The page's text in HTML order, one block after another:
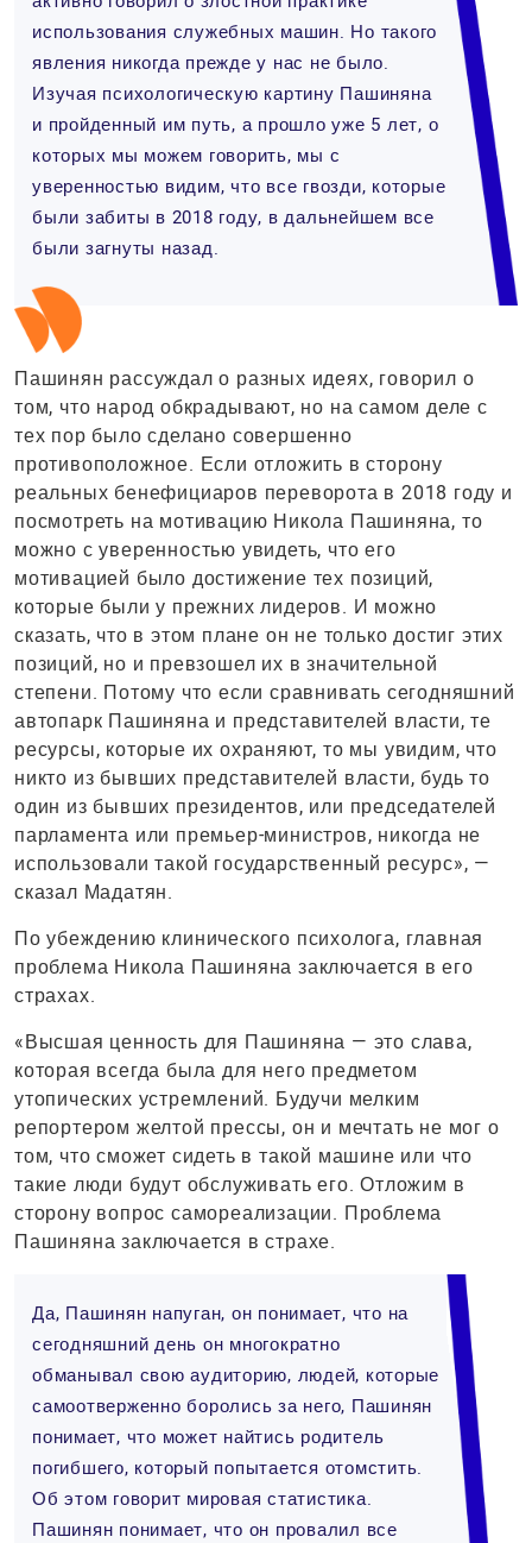
использования служебных машин. Но такого
явления никогда прежде у нас не было.
Изучая психологическую картину Пашиняна
и пройденный им путь, а прошло уже 5 лет, о
которых мы можем говорить, мы с
уверенностью видим, что все гвозди, которые
были забиты в 2018 году, в дальнейшем все
были загнуты назад.
Пашинян рассуждал о разных идеях, говорил о
том, что народ обкрадывают, но на самом деле с
тех пор было сделано совершенно
противоположное. Если отложить в сторону
реальных бенефициаров переворота в 2018 году и
посмотреть на мотивацию Никола Пашиняна, то
можно с уверенностью увидеть, что его
мотивацией было достижение тех позиций,
которые были у прежних лидеров. И можно
сказать, что в этом плане он не только достиг этих
позиций, но и превзошел их в значительной
степени. Потому что если сравнивать сегодняшний
автопарк Пашиняна и представителей власти, те
ресурсы, которые их охраняют, то мы увидим, что
никто из бывших представителей власти, будь то
один из бывших президентов, или председателей
парламента или премьер-министров, никогда не
использовали такой государственный ресурс», —
сказал Мадатян.
По убеждению клинического психолога, главная
проблема Никола Пашиняна заключается в его
страхах.
«Высшая ценность для Пашиняна — это слава,
которая всегда была для него предметом
утопических устремлений. Будучи мелким
репортером желтой прессы, он и мечтать не мог о
том, что сможет сидеть в такой машине или что
такие люди будут обслуживать его. Отложим в
сторону вопрос самореализации. Проблема
Пашиняна заключается в страхе.
Да, Пашинян напуган, он понимает, что на
сегодняшний день он многократно
обманывал свою аудиторию, людей, которые
самоотверженно боролись за него, Пашинян
понимает, что может найтись родитель
погибшего, который попытается отомстить.
Об этом говорит мировая статистика.
Пашинян понимает, что он провалил все